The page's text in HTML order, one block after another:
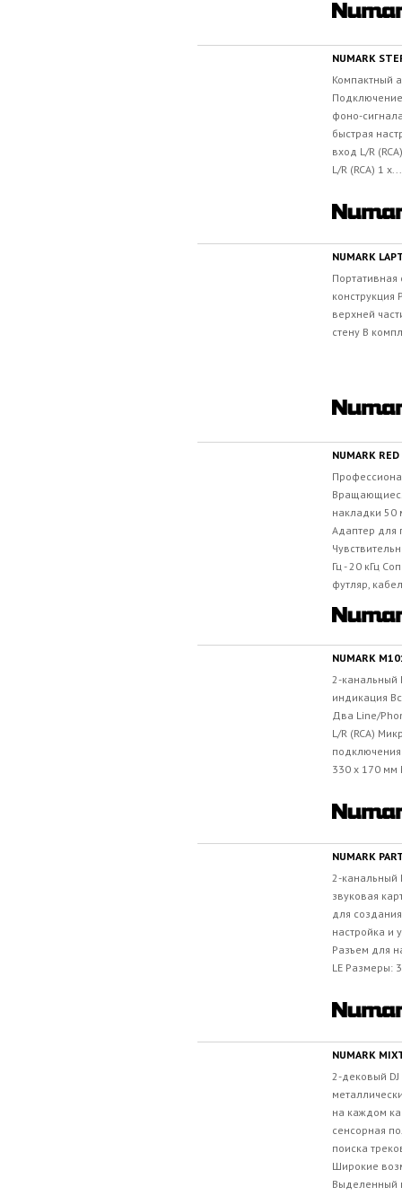
NUMARK
Компактный
фоно-
быстрая
вход L/R
L/R (RCA) 1 x...
NUMARK
Портативная
верхней
стену В
NUMARK RED
накладки 50
Адаптер для
Гц - 20 кГц
футляр,
NUMARK
2-канальный
индикация
Два Line/
L/R (RCA)
330 x 170 мм
NUMARK
2-канальный
звуковая
для
настройка и
Разъем для
LE Размеры:
NUMARK
2-дековый
на каждом
сенсорная
поиска
Широкие
Выделенный